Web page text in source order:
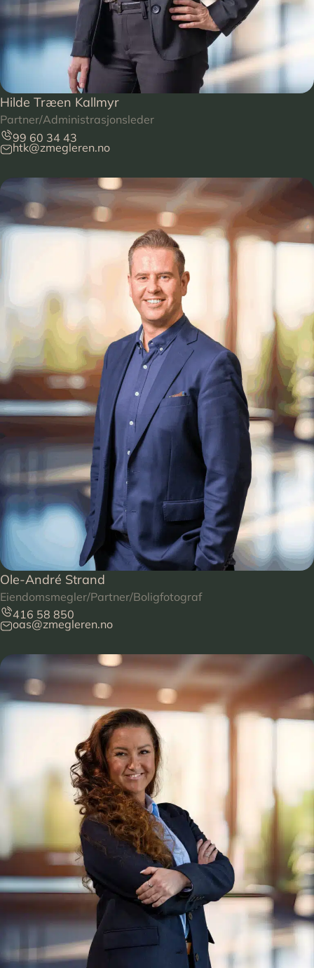
Hilde Træen Kallmyr
Partner/Administrasjonsleder
99 60 34 43
htk@zmegleren.no
Ole-André Strand
Eiendomsmegler/Partner/Boligfotograf
416 58 850
oas@zmegleren.no